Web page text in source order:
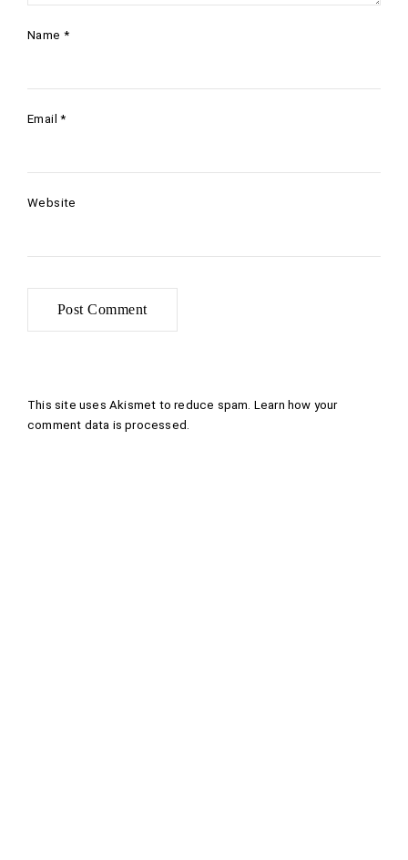
Name *
Email*
Website
This site uses Akismet to reduce spam. Learn how your
comment data is processed